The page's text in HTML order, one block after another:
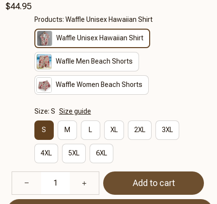
$44.95
Products: Waffle Unisex Hawaiian Shirt
Waffle Unisex Hawaiian Shirt
Waflle Men Beach Shorts
Waffle Women Beach Shorts
Size: S Size guide
S M L XL 2XL 3XL
4XL 5XL 6XL
Add to cart